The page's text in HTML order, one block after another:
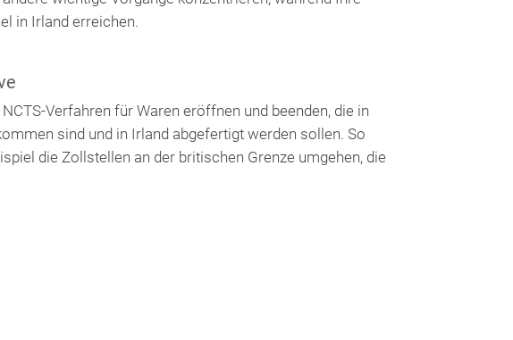
in Irland erreichen.
Verfahren für Waren eröffnen und beenden, die in
sind und in Irland abgefertigt werden sollen. So
die Zollstellen an der britischen Grenze umgehen, die